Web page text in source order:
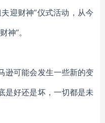
夫迎财神”仪式活动，从今
神”。
逊可能会发生一些新的变
是好还是坏，一切都是未